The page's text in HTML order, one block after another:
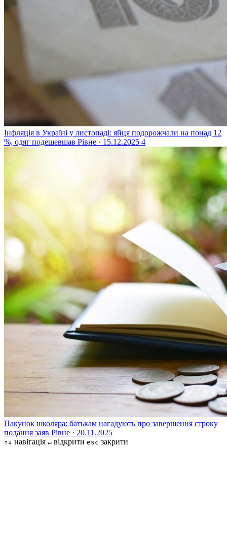
Інфляція в Україні у листопаді: яйця подорожчали на понад 12
%, одяг подешевшав Рівне · 15.12.2025 4
Пакунок школяра: батькам нагадують про завершення строку
подання заяв Рівне · 20.11.2025
↑↓ навігація ↵ відкрити esc закрити